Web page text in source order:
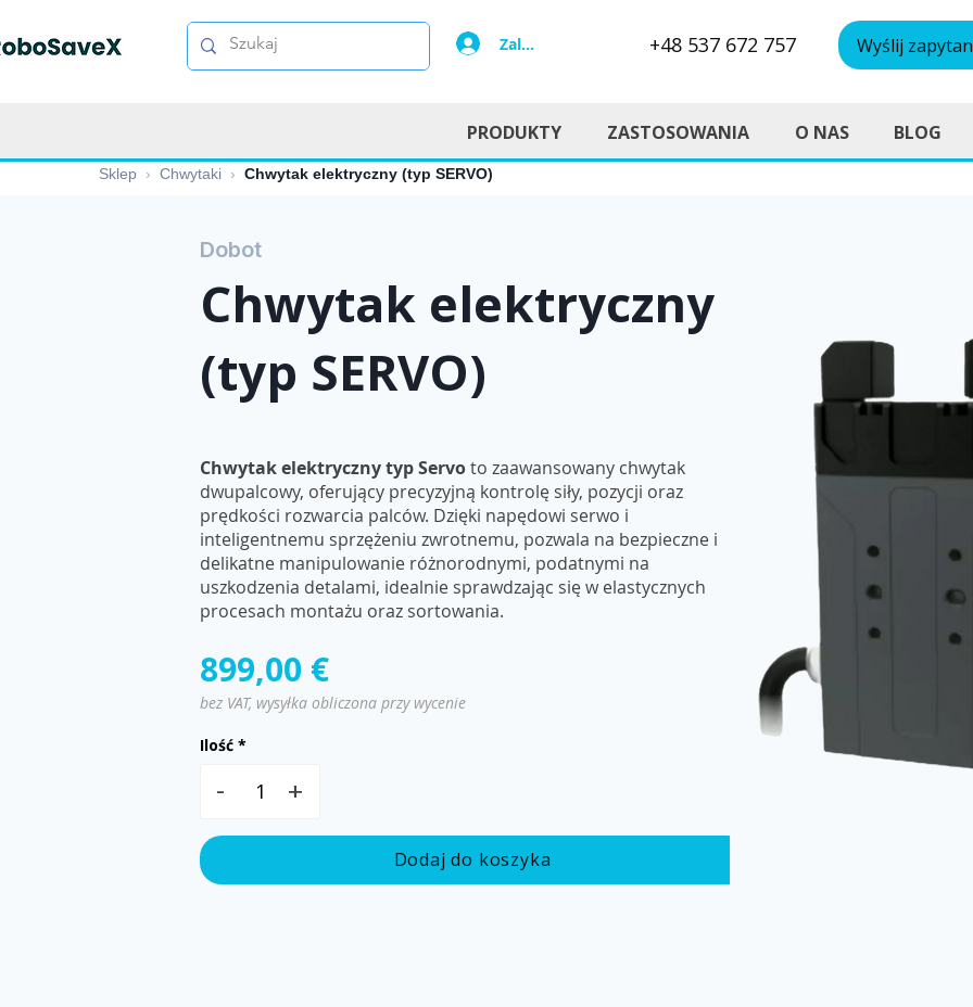
Zaloguj się +48 537 672 757 Wyślij
PRODUKTY ZASTOSOWANIA O NAS BLOG
Sklep › Chwytaki › Chwytak elektryczny (typ SERVO)
Dobot
Chwytak elektryczny
(typ SERVO)
Chwytak elektryczny typ Servoto zaawansowany chwytak
dwupalcowy, oferujący precyzyjną kontrolę siły, pozycji oraz
prędkości rozwarcia palców. Dzięki napędowi serwo i
inteligentnemu sprzężeniu zwrotnemu, pozwala na bezpieczne i
delikatne manipulowanie różnorodnymi, podatnymi na
uszkodzenia detalami, idealnie sprawdzając się w elastycznych
procesach montażu oraz sortowania.
899,00 €
bez VAT, wysyłka obliczona przy wycenie
Ilość
+
-
Dodaj do koszyka